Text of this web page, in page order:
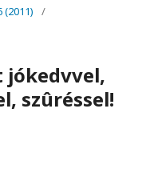
(2011)
/
jókedvvel,
szûréssel!